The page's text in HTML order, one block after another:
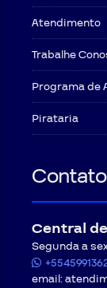
Atendimento
Trabalhe
Programa de
Pirataria
Contato
Central
Segunda a
email: